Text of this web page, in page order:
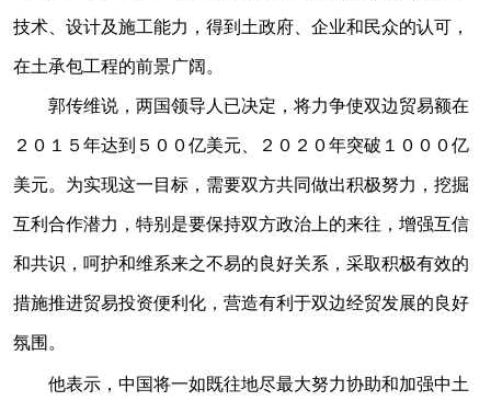
技术、设计及施工能力，得到土政府、企业和民众的认可，
在土承包工程的前景广阔。
郭传维说，两国领导人已决定，将力争使双边贸易额在
２０１５年达到５００亿美元、２０２０年突破１０００亿
美元。为实现这一目标，需要双方共同做出积极努力，挖掘
互利合作潜力，特别是要保持双方政治上的来往，增强互信
和共识，呵护和维系来之不易的良好关系，采取积极有效的
措施推进贸易投资便利化，营造有利于双边经贸发展的良好
氛围。
他表示，中国将一如既往地尽最大努力协助和加强中土